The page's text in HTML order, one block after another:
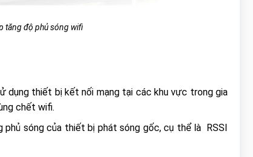
tăng độ phủ sóng wifi
dụng thiết bị kết nối mạng tại các khu vực trong gia
chết wifi.
sóng của thiết bị phát sóng gốc, cụ thể là RSSI